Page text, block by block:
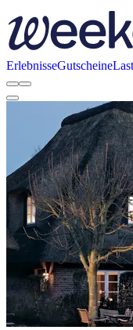
ErlebnisseGutscheine